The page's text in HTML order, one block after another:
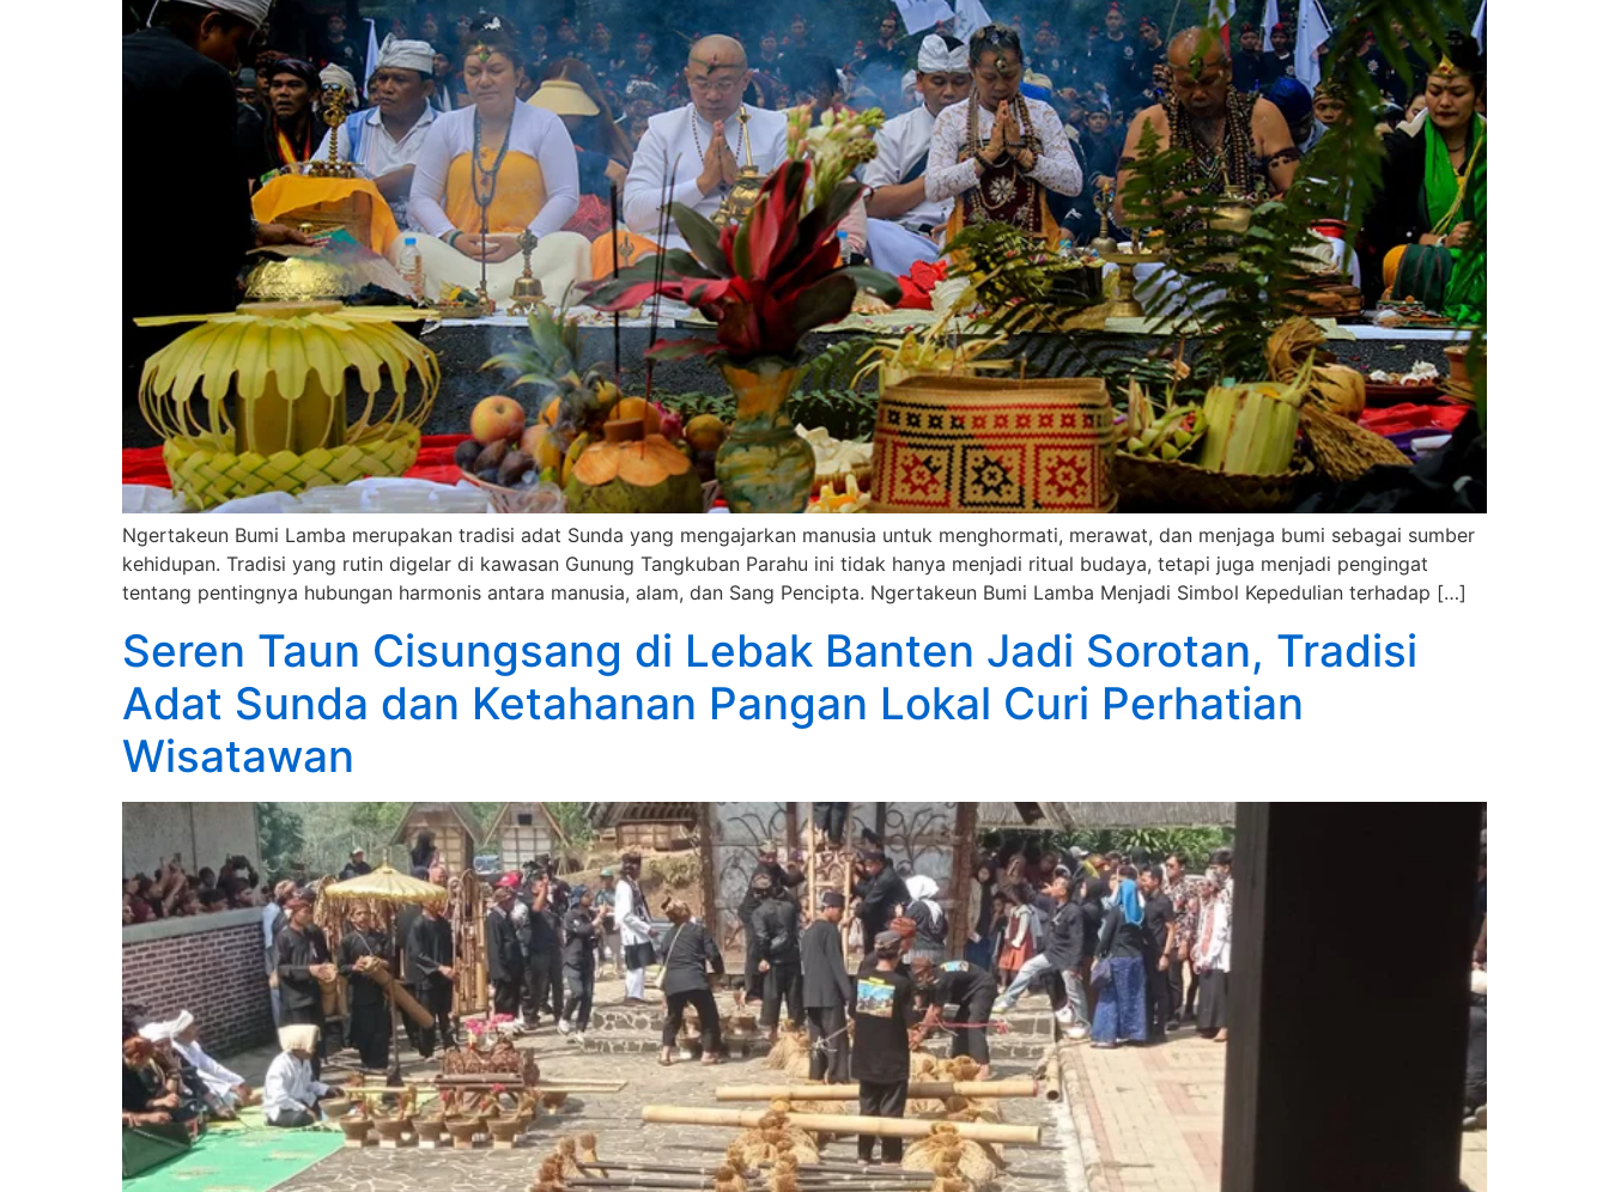
Ngertakeun Bumi Lamba merupakan tradisi adat Sunda yang mengajarkan manusia untuk menghormati, merawat, dan menjaga bumi sebagai sumber
kehidupan. Tradisi yang rutin digelar di kawasan Gunung Tangkuban Parahu ini tidak hanya menjadi ritual budaya, tetapi juga menjadi pengingat
tentang pentingnya hubungan harmonis antara manusia, alam, dan Sang Pencipta. Ngertakeun Bumi Lamba Menjadi Simbol Kepedulian terhadap […]
Seren Taun Cisungsang di Lebak Banten Jadi Sorotan, Tradisi
Adat Sunda dan Ketahanan Pangan Lokal Curi Perhatian
Wisatawan